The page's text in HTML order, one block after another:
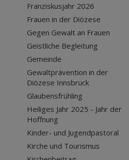
Franziskusjahr 2026
Frauen in der Diözese
Gegen Gewalt an Frauen
Geistliche Begleitung
Gemeinde
Gewaltprävention in der
Diözese Innsbruck
Glaubensfrühling
Heiliges Jahr 2025 - Jahr der
Hoffnung
Kinder- und Jugendpastoral
Kirche und Tourismus